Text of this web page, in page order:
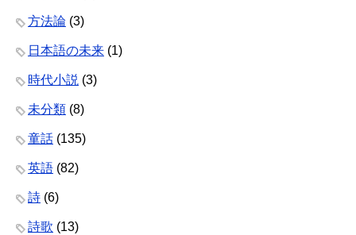
方法論 (3)
日本語の未来 (1)
時代小説 (3)
未分類 (8)
童話 (135)
英語 (82)
詩 (6)
詩歌 (13)